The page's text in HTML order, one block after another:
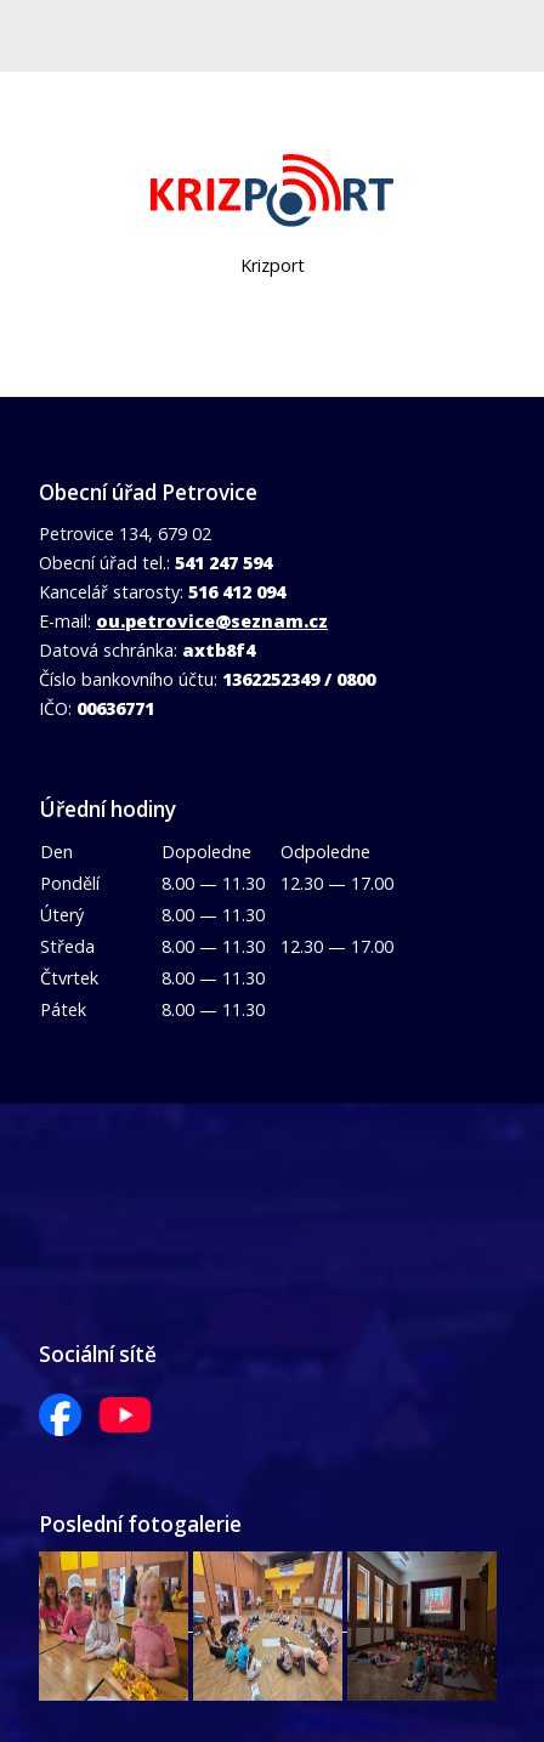
DMO Moravský kras
Obecní úřad Petrovice
Petrovice 134, 679 02
Obecní úřad tel.: 541 247 594
Kancelář starosty: 516 412 094
E-mail: ou.petrovice@seznam.cz
Datová schránka: axtb8f4
Číslo bankovního účtu: 1362252349 / 0800
IČO: 00636771
Úřední hodiny
Den Dopoledne
Odpoledne
Pondělí
8.00 — 11.30
12.30 — 17.00
Úterý
8.00 — 11.30
Středa
8.00 — 11.30
12.30 — 17.00
Čtvrtek
8.00 — 11.30
Pátek
8.00 — 11.30
Sociální sítě
Poslední fotogalerie